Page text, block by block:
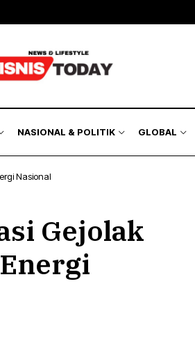
Kilas Metro
NASIONAL & POLITIK
Politik & Keamanan
Hukum
GLOBAL
Kilas Metro
Nasional
Gejolak